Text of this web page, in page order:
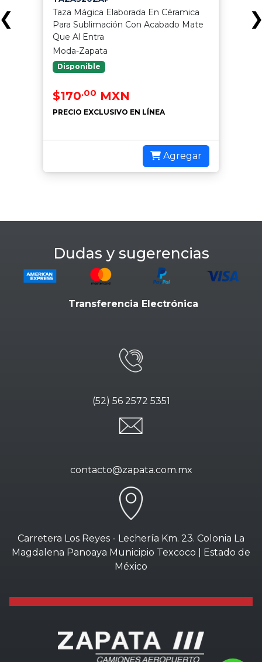
Taza Mágica Elaborada En Céramica
Para Sublimación Con Acabado Mate
Que Al Entra
Moda-Zapata
Disponible
$170 MXN
PRECIO EXCLUSIVO EN LÍNEA
Agregar
Dudas y sugerencias
Transferencia Electrónica
(52) 56 2572 5351
contacto@zapata.com.mx
Carretera Los Reyes - Lechería Km. 23. Colonia La
Magdalena Panoaya Municipio Texcoco | Estado de
México